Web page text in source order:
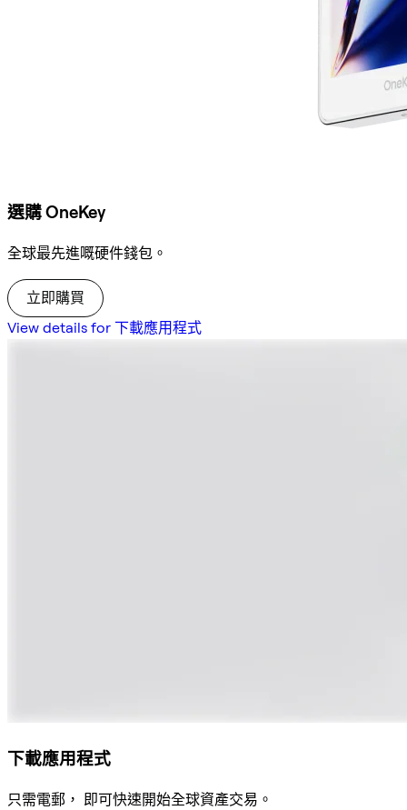
選購 OneKey
全球最先進嘅硬件錢包。
立即購買
View details for 下載應用程式
下載應用程式
只需電郵， 即可快速開始全球資產交易。